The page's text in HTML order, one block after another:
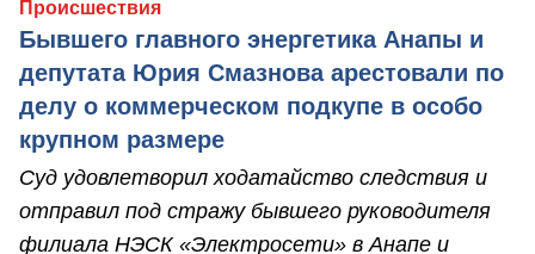
Происшествия
Бывшего главного энергетика Анапы и
депутата Юрия Смазнова арестовали по
делу о коммерческом подкупе в особо
крупном размере
Суд удовлетворил ходатайство следствия и
отправил под стражу бывшего руководителя
филиала НЭСК «Электросети» в Анапе и